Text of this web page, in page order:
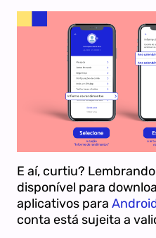
E aí, curtiu?
disponível para
aplicativos para
conta está sujeita a